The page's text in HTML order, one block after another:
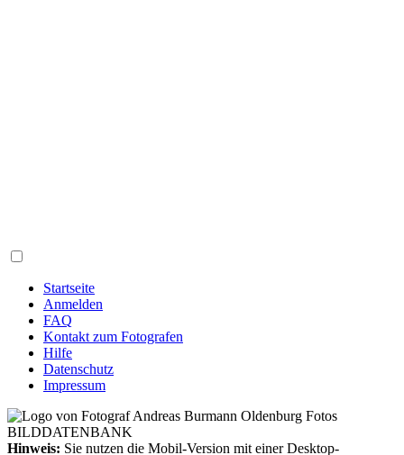
Startseite
Anmelden
FAQ
Kontakt zum Fotografen
Hilfe
Datenschutz
Impressum
Hinweis: Sie nutzen die Mobil-Version mit einer Desktop-